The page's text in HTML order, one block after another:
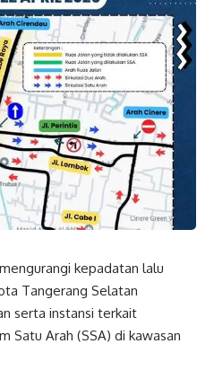
kepadatan lalu
Tangerang Selatan
serta instansi terkait
Satu Arah (SSA) di kawasan